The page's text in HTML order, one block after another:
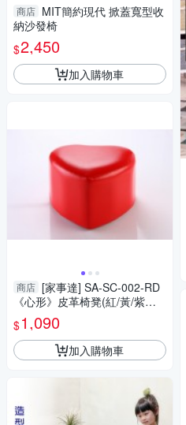
商店 MIT簡約現代 掀蓋寬型收
納沙發椅
$2,450
加入購物車
商店 [家事達] SA-SC-002-RD
《心形》皮革椅凳(紅/黃/紫三
色可選)X3個 特價
$1,090
加入購物車